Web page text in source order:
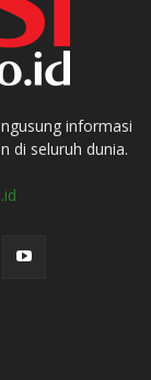
informasi
di seluruh dunia.